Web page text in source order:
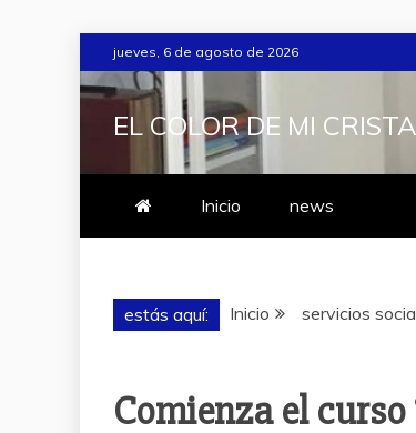
Saltar
al
contenido
jueves, 6 de agosto de 2026
EL COLOR DE MI
Inicio news
estás aquí: Inicio servicios
Comienza el curso